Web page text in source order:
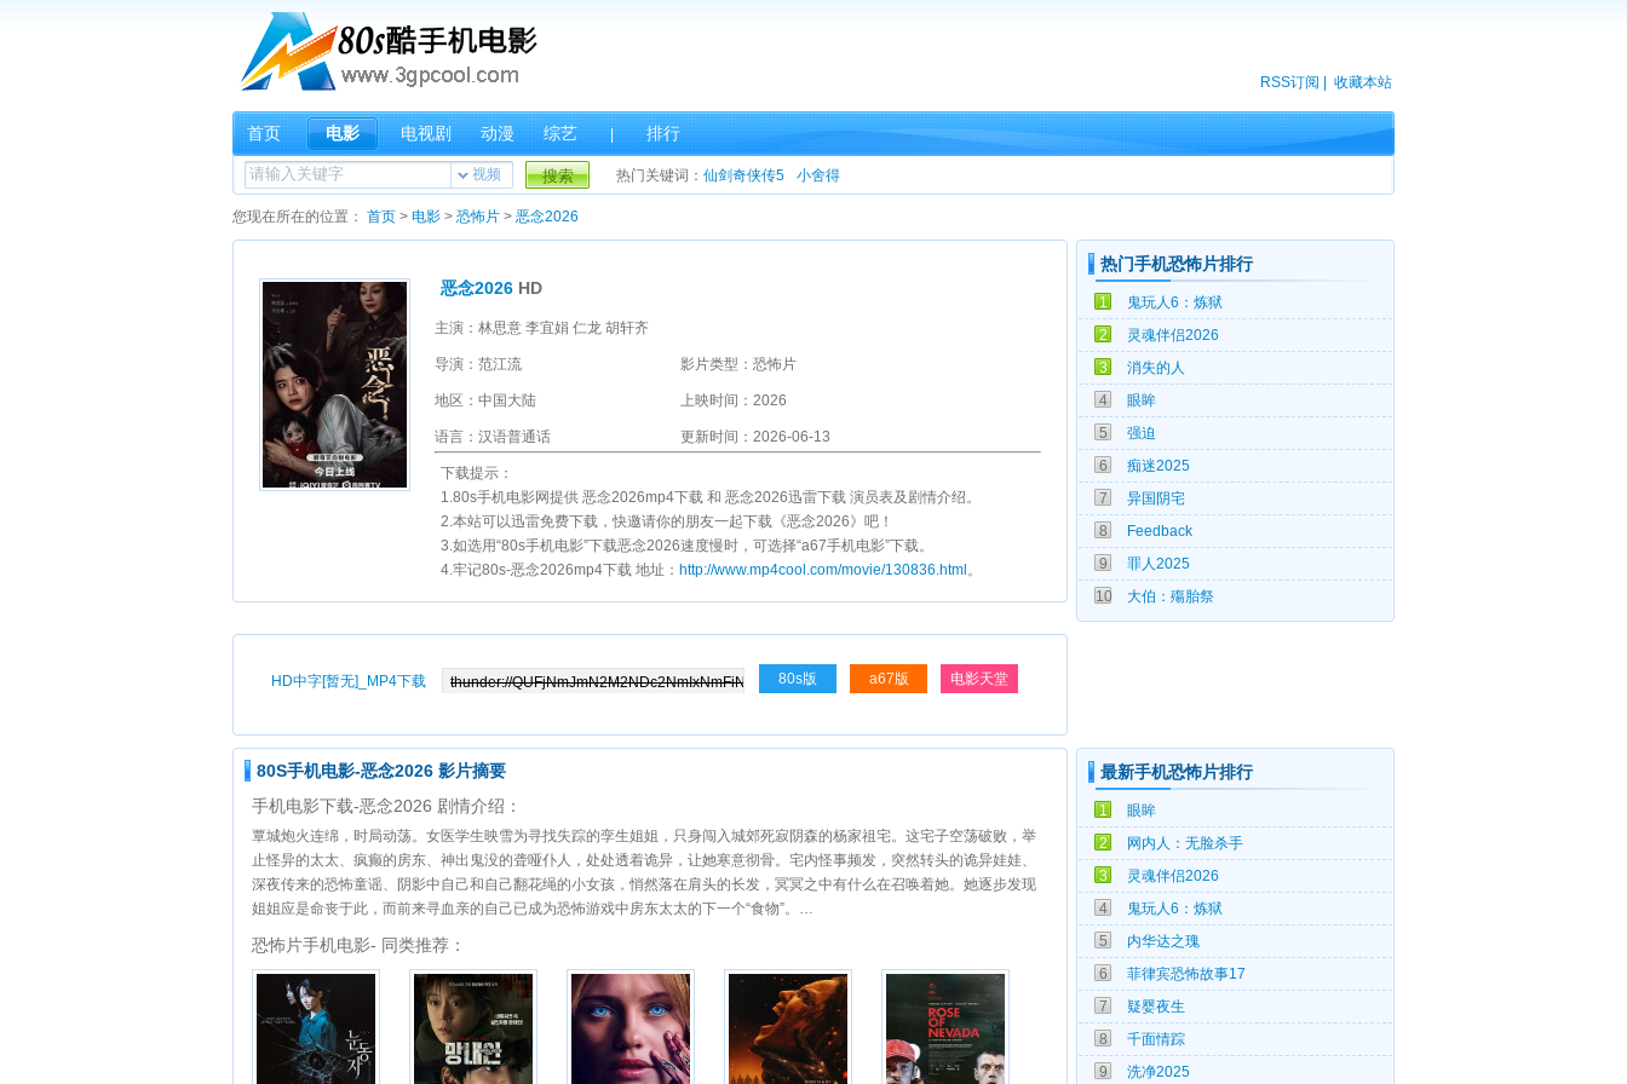
RSS订阅 收藏本站
首页 电影 电视剧 动漫 综艺 排行
视频 搜索 热门关键词： 仙剑奇侠传5 小舍得
您现在所在的位置： 首页 > 电影 > 恐怖片 > 恶念2026
恶念2026 HD
主演：林思意 李宜娟 仁龙 胡轩齐
导演：范江流 影片类型：恐怖片
地区：中国大陆 上映时间：2026
语言：汉语普通话 更新时间：2026-06-13
下载提示：
1.80s手机电影网提供 恶念2026mp4下载 和 恶念2026迅雷下载 演员表及剧情介绍。
2.本站可以迅雷免费下载，快邀请你的朋友一起下载《恶念2026》吧！
3.如选用“80s手机电影”下载恶念2026速度慢时，可选择“a67手机电影”下载。
4.牢记80s-恶念2026mp4下载 地址： http://www.mp4cool.com/movie/130836.html 。
热门手机恐怖片排行
1 鬼玩人6：炼狱
2 灵魂伴侣2026
3 消失的人
4 眼眸
5 强迫
6 痴迷2025
7 异国阴宅
8 Feedback
9 罪人2025
10 大伯：殤胎祭
HD中字[暂无]_MP4下载 80s版 a67版 电影天堂
最新手机恐怖片排行
1 眼眸
2 网内人：无脸杀手
3 灵魂伴侣2026
4 鬼玩人6：炼狱
5 内华达之瑰
6 菲律宾恐怖故事17
7 疑婴夜生
8 千面情踪
9 洗净2025
80S手机电影-恶念2026 影片摘要
手机电影下载-恶念2026 剧情介绍：
覃城炮火连绵，时局动荡。女医学生映雪为寻找失踪的孪生姐姐，只身闯入城郊死寂阴森的杨家祖宅。这宅子空荡破败，举
止怪异的太太、疯癫的房东、神出鬼没的聋哑仆人，处处透着诡异，让她寒意彻骨。宅内怪事频发，突然转头的诡异娃娃、
深夜传来的恐怖童谣、阴影中自己和自己翻花绳的小女孩，悄然落在肩头的长发，冥冥之中有什么在召唤着她。她逐步发现
姐姐应是命丧于此，而前来寻血亲的自己已成为恐怖游戏中房东太太的下一个“食物”。…
恐怖片手机电影- 同类推荐：